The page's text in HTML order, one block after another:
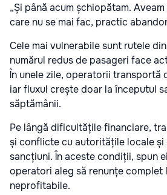
„Și până acum șchiopătam.
care nu se mai fac, practic
Cele mai vulnerabile sunt rutele
numărul redus de pasageri face
În unele zile, operatorii transportă
iar fluxul crește doar la începutul
săptămânii.
Pe lângă dificultățile financiare,
și conflicte cu autoritățile locale
sancțiuni. În aceste condiții, spun
operatori aleg să renunțe complet
neprofitabile.